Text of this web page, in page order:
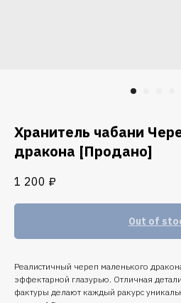
Хранитель чабани
дракона [Продано]
1 200 ₽
Out of
Реалистичный череп маленького
эффектарной глазурью. Отличная
фактуры делают каждый ракурс